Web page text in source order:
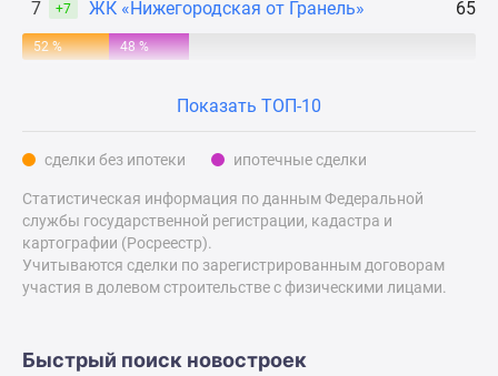
#рассрочка
ИТ-
скидками
41%
Видео
360°
новостроек
Rutube
7 +7 ЖК «Нижегородская от Гранель» 65
52 % 48 %
Показать ТОП-10
сделки без ипотеки ипотечные сделки
Статистическая информация по данным Федеральной
службы государственной регистрации, кадастра и
картографии (Росреестр).
Учитываются сделки по зарегистрированным договорам
участия в долевом строительстве с физическими лицами.
Быстрый поиск новостроек